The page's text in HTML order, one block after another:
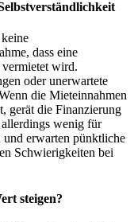
dass eine
wird.
oder unerwartete
die Mieteinnahmen
gerät die Finanzierung
wenig für
und erwarten pünktliche
Schwierigkeiten bei
steigen?